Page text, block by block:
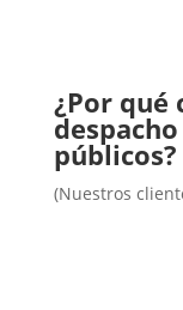
¿Por
públicos?
(Nuestros